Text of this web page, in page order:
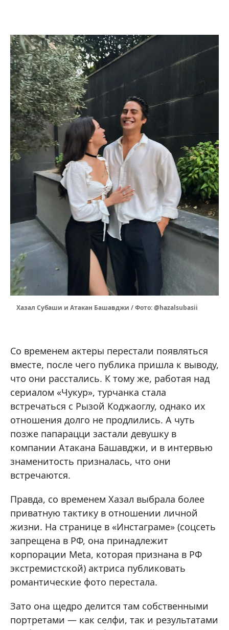
Хазал Субаши и Атакан Башавджи / Фото: @hazalsubasii
Со временем актеры перестали появляться
вместе, после чего публика пришла к выводу,
что они расстались. К тому же, работая над
сериалом «Чукур», турчанка стала
встречаться с Рызой Коджаоглу, однако их
отношения долго не продлились. А чуть
позже папарацци застали девушку в
компании Атакана Башавджи, и в интервью
знаменитость призналась, что они
встречаются.
Правда, со временем Хазал выбрала более
приватную тактику в отношении личной
жизни. На странице в «Инстаграме» (соцсеть
запрещена в РФ, она принадлежит
корпорации Meta, которая признана в РФ
экстремистской) актриса публиковать
романтические фото перестала.
Зато она щедро делится там собственными
портретами — как селфи, так и результатами